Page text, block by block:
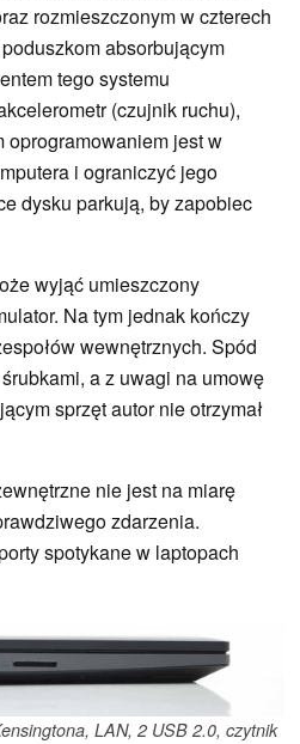
rozmieszczonym w czterech
absorbującym
tego systemu
(czujnik ruchu),
oprogramowaniem jest w
i ograniczyć jego
dysku parkują, by zapobiec
wyjąć umieszczony
Na tym jednak kończy
wewnętrznych. Spód
a z uwagi na umowę
sprzęt autor nie otrzymał
nie jest na miarę
zdarzenia.
spotykane w laptopach
LAN, 2 USB 2.0, czytnik